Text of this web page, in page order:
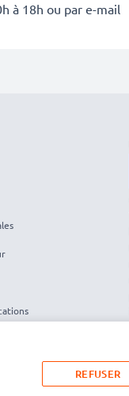
à 18h ou par e-mail
REFUSER